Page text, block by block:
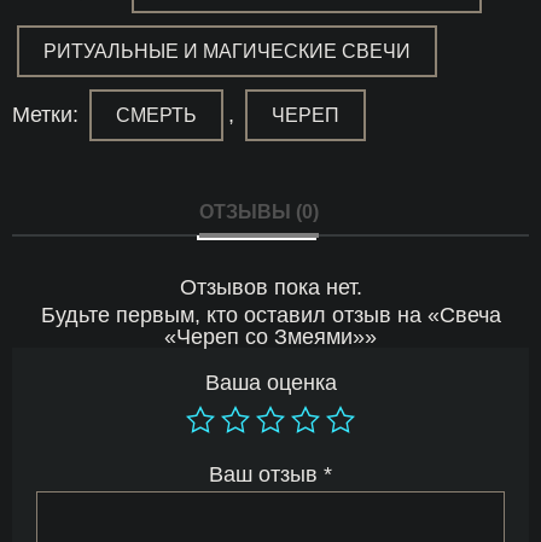
РИТУАЛЬНЫЕ И МАГИЧЕСКИЕ СВЕЧИ
Метки: СМЕРТЬ , ЧЕРЕП
ОТЗЫВЫ (0)
Отзывов пока нет.
Будьте первым, кто оставил отзыв на «Свеча
«Череп со Змеями»»
Ваша оценка
Ваш отзыв *